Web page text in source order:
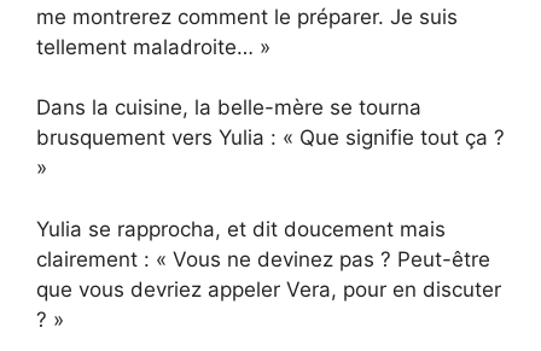
me montrerez comment le préparer. Je suis
tellement maladroite… »
Dans la cuisine, la belle-mère se tourna
brusquement vers Yulia : « Que signifie tout ça ?
»
Yulia se rapprocha, et dit doucement mais
clairement : « Vous ne devinez pas ? Peut-être
que vous devriez appeler Vera, pour en discuter
? »